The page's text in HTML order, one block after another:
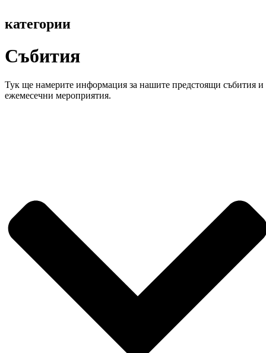
категории
Събития
Тук ще намерите информация за нашите предстоящи събития и
ежемесечни мероприятия.